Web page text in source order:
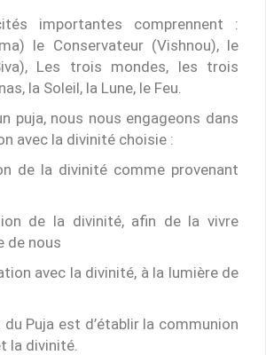
importantes comprennent :
le Conservateur (Vishnou), le
Les trois mondes, les trois
la Soleil, la Lune, le Feu.
puja, nous nous engageons dans
avec la divinité choisie :
de la divinité comme provenant
de la divinité, afin de la vivre
de nous
avec la divinité, à la lumière de
du Puja est d’établir la communion
la divinité.